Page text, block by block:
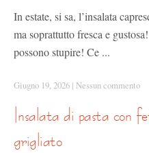
In estate, si sa, l’insalata
ma soprattutto fresca e
possono stupire! Ce ...
Giugno 19, 2026 | Nessun commento
insalata di pasta con feta alle erbe e pollo
grigliato